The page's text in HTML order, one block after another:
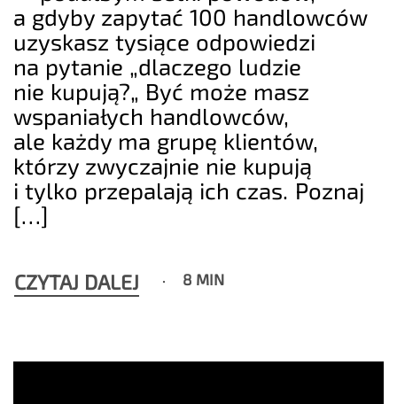
a gdyby zapytać 100 handlowców
uzyskasz tysiące odpowiedzi
na pytanie „dlaczego ludzie
nie kupują?„ Być może masz
wspaniałych handlowców,
ale każdy ma grupę klientów,
którzy zwyczajnie nie kupują
i tylko przepalają ich czas. Poznaj
[…]
CZYTAJ DALEJ 8 MIN